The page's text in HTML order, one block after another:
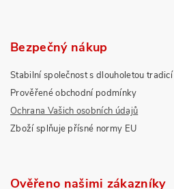
Bezpečný nákup
Stabilní společnost s dlouholetou tradicí
Prověřené obchodní podmínky
Ochrana Vašich osobních údajů
Zboží splňuje přísné normy EU
Ověřeno našimi zákazníky